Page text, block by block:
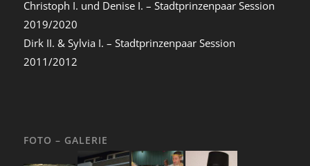
Christoph I. und Denise I. – Stadtprinzenpaar Session
2019/2020
Dirk II. & Sylvia I. – Stadtprinzenpaar Session
2011/2012
FOTO – GALERIE